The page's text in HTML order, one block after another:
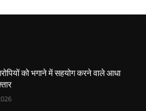
को भगाने में सहयोग करने वाले आधा